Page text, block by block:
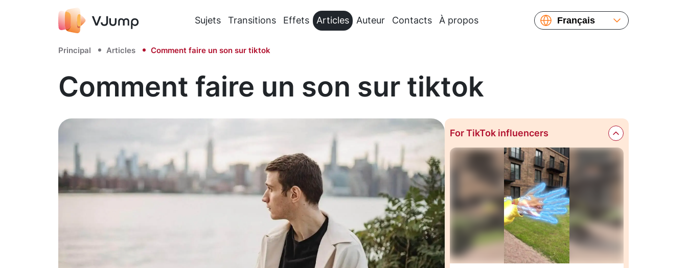
Sujets Transitions Effets Articles Auteur Contacts À propos
Français
Principal Articles Comment faire un son sur tiktok
Comment faire un son sur tiktok
For TikTok influencers